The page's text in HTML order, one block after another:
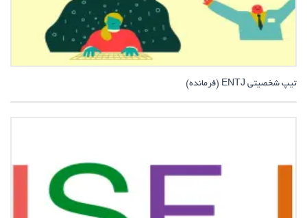
تیپ شخصیتی ENTJ (فرمانده)